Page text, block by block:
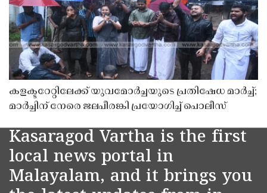
കളക്ടറേറ്റിലേക്ക് യുവമോർച്ചയുടെ പ്രതിഷേധ മാർച്ച്;
മാർച്ചിന് നേരെ ജലപീരങ്കി പ്രയോഗിച്ച് പൊലീസ്
Kasaragod Vartha is the first
local news portal in
Malayalam, and it brings you